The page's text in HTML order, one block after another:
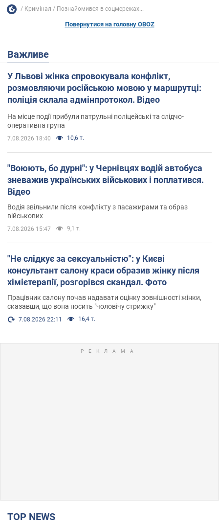
Кримінал Познайомився в соцмережах...
Повернутися на головну OBOZ
Важливе
У Львові жінка спровокувала конфлікт,
розмовляючи російською мовою у маршрутці:
поліція склала адмінпротокол. Відео
На місце події прибули патрульні поліцейські та слідчо-
оперативна група
7.08.2026 18:40 10,6 т.
"Воюють, бо дурні": у Чернівцях водій автобуса
зневажив українських військових і поплатився.
Відео
Водія звільнили після конфлікту з пасажирами та образ
військових
7.08.2026 15:47 9,1 т.
"Не слідкує за сексуальністю": у Києві
консультант салону краси образив жінку після
хімієтерапії, розгорівся скандал. Фото
Працівник салону почав надавати оцінку зовнішності жінки,
сказавши, що вона носить "чоловічу стрижку"
7.08.2026 22:11 16,4 т.
TOP NEWS